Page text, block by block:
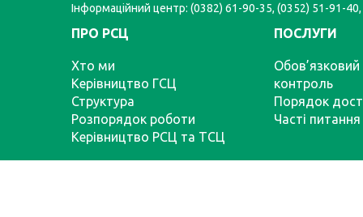
Інформаційний центр: (0382) 61-90-35, (0352) 51-91-
ПРО РСЦ
Хто ми
Керівництво ГСЦ
Структура
Розпорядок роботи
Керівництво РСЦ та ТСЦ
ПОСЛУГИ
Обов’язковий
контроль
Порядок
Часті питання